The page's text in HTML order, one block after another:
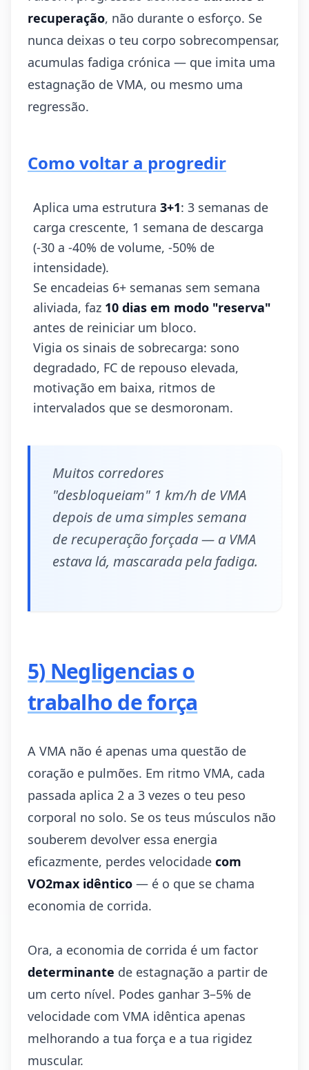
recuperação, não durante o esforço. Se
nunca deixas o teu corpo sobrecompensar,
acumulas fadiga crónica — que imita uma
estagnação de VMA, ou mesmo uma
regressão.
Como voltar a progredir
Aplica uma estrutura 3+1: 3 semanas de
carga crescente, 1 semana de descarga
(-30 a -40% de volume, -50% de
intensidade).
Se encadeias 6+ semanas sem semana
aliviada, faz 10 dias em modo "reserva"
antes de reiniciar um bloco.
Vigia os sinais de sobrecarga: sono
degradado, FC de repouso elevada,
motivação em baixa, ritmos de
intervalados que se desmoronam.
Muitos corredores
"desbloqueiam" 1 km/h de VMA
depois de uma simples semana
de recuperação forçada — a VMA
estava lá, mascarada pela fadiga.
5) Negligencias o
trabalho de força
A VMA não é apenas uma questão de
coração e pulmões. Em ritmo VMA, cada
passada aplica 2 a 3 vezes o teu peso
corporal no solo. Se os teus músculos não
souberem devolver essa energia
eficazmente, perdes velocidade com
VO2max idêntico — é o que se chama
economia de corrida.
Ora, a economia de corrida é um factor
determinante de estagnação a partir de
um certo nível. Podes ganhar 3–5% de
velocidade com VMA idêntica apenas
melhorando a tua força e a tua rigidez
muscular.